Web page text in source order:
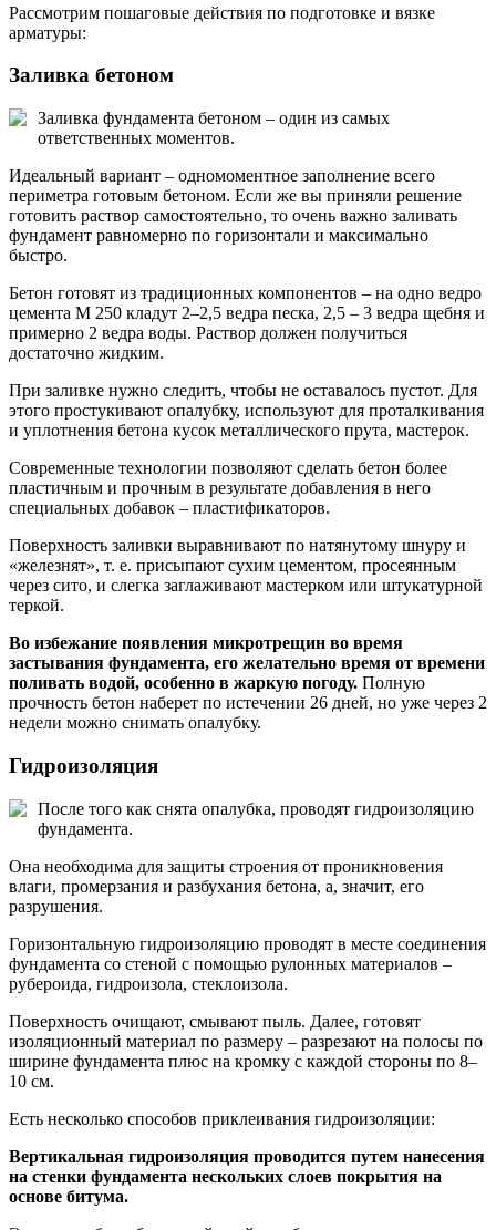
Рассмотрим пошаговые действия по подготовке и вязке
арматуры:
Заливка бетоном
Заливка фундамента бетоном – один из самых
ответственных моментов.
Идеальный вариант – одномоментное заполнение всего
периметра готовым бетоном. Если же вы приняли решение
готовить раствор самостоятельно, то очень важно заливать
фундамент равномерно по горизонтали и максимально
быстро.
Бетон готовят из традиционных компонентов – на одно ведро
цемента М 250 кладут 2–2,5 ведра песка, 2,5 – 3 ведра щебня и
примерно 2 ведра воды. Раствор должен получиться
достаточно жидким.
При заливке нужно следить, чтобы не оставалось пустот. Для
этого простукивают опалубку, используют для проталкивания
и уплотнения бетона кусок металлического прута, мастерок.
Современные технологии позволяют сделать бетон более
пластичным и прочным в результате добавления в него
специальных добавок – пластификаторов.
Поверхность заливки выравнивают по натянутому шнуру и
«железнят», т. е. присыпают сухим цементом, просеянным
через сито, и слегка заглаживают мастерком или штукатурной
теркой.
Во избежание появления микротрещин во время
застывания фундамента, его желательно время от времени
поливать водой, особенно в жаркую погоду. Полную
прочность бетон наберет по истечении 26 дней, но уже через 2
недели можно снимать опалубку.
Гидроизоляция
После того как снята опалубка, проводят гидроизоляцию
фундамента.
Она необходима для защиты строения от проникновения
влаги, промерзания и разбухания бетона, а, значит, его
разрушения.
Горизонтальную гидроизоляцию проводят в месте соединения
фундамента со стеной с помощью рулонных материалов –
рубероида, гидроизола, стеклоизола.
Поверхность очищают, смывают пыль. Далее, готовят
изоляционный материал по размеру – разрезают на полосы по
ширине фундамента плюс на кромку с каждой стороны по 8–
10 см.
Есть несколько способов приклеивания гидроизоляции:
Вертикальная гидроизоляция проводится путем нанесения
на стенки фундамента нескольких слоев покрытия на
основе битума.